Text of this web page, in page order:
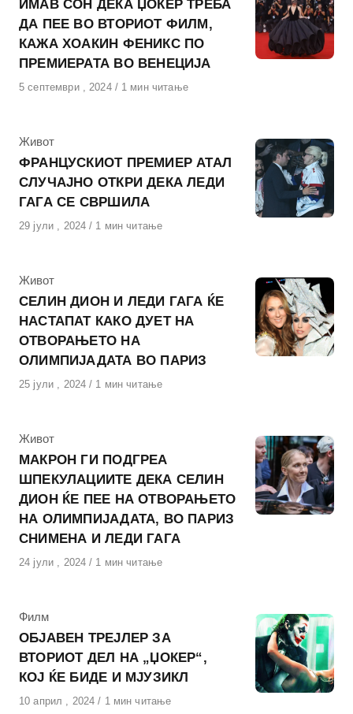
ИМАВ СОН ДЕКА ЏОКЕР ТРЕБА
ДА ПЕЕ ВО ВТОРИОТ ФИЛМ,
КАЖА ХОАКИН ФЕНИКС ПО
ПРЕМИЕРАТА ВО ВЕНЕЦИЈА
Објавено
5 септември , 2024 1 мин читање
КАтегорија
Живот
ФРАНЦУСКИОТ ПРЕМИЕР АТАЛ
СЛУЧАЈНО ОТКРИ ДЕКА ЛЕДИ
ГАГА СЕ СВРШИЛА
Објавено
29 јули , 2024 1 мин читање
КАтегорија
Живот
СЕЛИН ДИОН И ЛЕДИ ГАГА ЌЕ
НАСТАПАТ КАКО ДУЕТ НА
ОТВОРАЊЕТО НА
ОЛИМПИЈАДАТА ВО ПАРИЗ
Објавено
25 јули , 2024 1 мин читање
КАтегорија
Живот
МАКРОН ГИ ПОДГРЕА
ШПЕКУЛАЦИИТЕ ДЕКА СЕЛИН
ДИОН ЌЕ ПЕЕ НА ОТВОРАЊЕТО
НА ОЛИМПИЈАДАТА, ВО ПАРИЗ
СНИМЕНА И ЛЕДИ ГАГА
Објавено
24 јули , 2024 1 мин читање
КАтегорија
Филм
ОБЈАВЕН ТРЕЈЛЕР ЗА
ВТОРИОТ ДЕЛ НА „ЏОКЕР“,
КОЈ ЌЕ БИДЕ И МЈУЗИКЛ
Објавено
10 април , 2024 1 мин читање